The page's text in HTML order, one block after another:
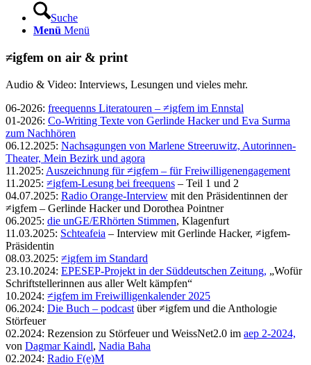
Suche
Menü Menü
≠igfem on air & print
Audio & Video: Interviews, Lesungen und vieles mehr.
06-2026: freequenns Literatouren – ≠igfem im Ennstal
01-2026: Co-Writing Texte von Gerlinde Hacker und Eva Surma
zum Nachhören
06.12.2025: Nachsagungen von Marlene Streeruwitz, Autorinnen-
Theater, Mein Bezirk und agora
11.2025: Auszeichnung für ≠igfem – für Freiwilligenengagement
11.2025: ≠igfem-Lesung bei freequens – Teil 1 und 2
04.07.2025: Radio Orange-Interview mit den Präsidentinnen der
≠igfem – Gerlinde Hacker und Dorothea Pointner
06.2025: die unGE/ERhörten Stimmen, Klagenfurt
11.03.2025: Schteafeia – Interview mit Gerlinde Hacker, ≠igfem-
Präsidentin
08.03.2025: ≠igfem im Standard
23.10.2024: EPESEP-Projekt in der Süddeutschen Zeitung, „Wofür
Schriftstellerinnen aus aller Welt kämpfen“
10.2024: ≠igfem im Freiwilligenkalender 2025
06.2024: Die Buch – podcast über ≠igfem und die Anthologie
Störfeuer
02.2024: Rezension zu Störfeuer und WeissNet2.0 im aep 2-2024,
von Dagmar Kaindl, Nadia Baha
02.2024: Radio F(e)M